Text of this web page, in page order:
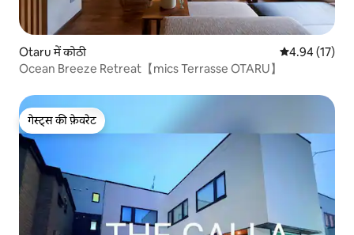
Otaru में कोठी औसत रेटिंग 5 में
4.94 (17)
Ocean Breeze Retreat【mics Terrasse OTARU】
गेस्ट्स की फ़ेवरेट
गेस्ट्स की फ़ेवरेट